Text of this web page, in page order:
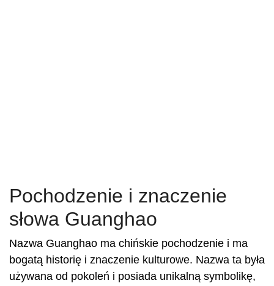
Pochodzenie i znaczenie
słowa Guanghao
Nazwa Guanghao ma chińskie pochodzenie i ma
bogatą historię i znaczenie kulturowe. Nazwa ta była
używana od pokoleń i posiada unikalną symbolikę,